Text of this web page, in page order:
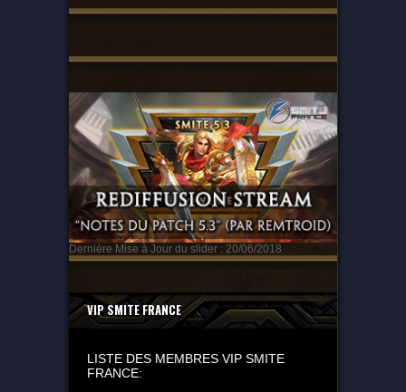
Dernière Mise à Jour du slider : 20/06/2018
VIP SMITE FRANCE
LISTE DES MEMBRES VIP SMITE
FRANCE: